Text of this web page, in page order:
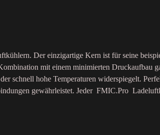
Der einzigartige Kern ist für seine
mit einem minimierten Druckaufbau
schnell hohe Temperaturen widerspiegelt.
gewährleistet. Jeder FMIC.Pro